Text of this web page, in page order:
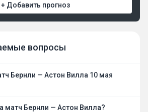
+ Добавить прогноз
вопросы
Бернли — Астон Вилла 10 мая
матч Бернли — Астон Вилла?